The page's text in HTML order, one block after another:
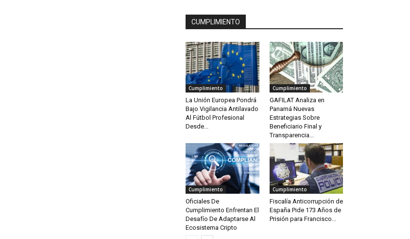
CUMPLIMIENTO
Cumplimiento
La Unión Europea Pondrá
Bajo Vigilancia Antilavado
Al Fútbol Profesional
Desde...
Cumplimiento
GAFILAT Analiza en
Panamá Nuevas
Estrategias Sobre
Beneficiario Final y
Transparencia...
Cumplimiento
Oficiales De
Cumplimiento Enfrentan El
Desafío De Adaptarse Al
Ecosistema Cripto
Cumplimiento
Fiscalía Anticorrupción de
España Pide 173 Años de
Prisión para Francisco...